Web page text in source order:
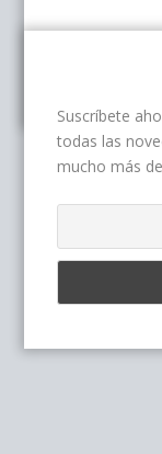
Suscríbete
todas las
mucho más de